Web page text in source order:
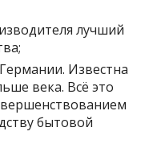
лучший
Известна
века. Всё это
бытовой